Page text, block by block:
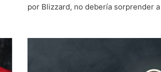
por Blizzard, no debería sorprender